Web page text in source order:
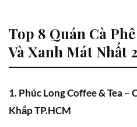
Top 8 Quán Cà
Và Xanh Mát Nhất
1. Phúc Long Coffee & Tea –
Khắp TP.HCM